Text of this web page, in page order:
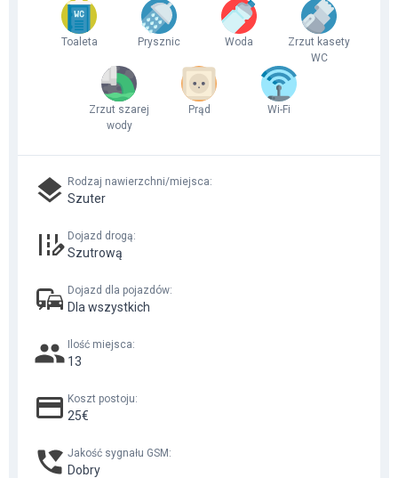
Toaleta Prysznic Woda
Zrzut kasety
WC
Zrzut szarej
wody
Prąd Wi-Fi
Rodzaj nawierzchni/miejsca:
Szuter
Dojazd drogą:
Szutrową
Dojazd dla pojazdów:
Dla wszystkich
Ilość miejsca:
13
Koszt postoju:
25€
Jakość sygnału GSM :
Dobry